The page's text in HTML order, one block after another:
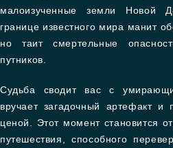
малоизученные земли Новой
границе известного мира манит
но таит смертельные
путников.
Судьба сводит вас с
вручает загадочный артефакт и
ценой. Этот момент становится
путешествия, способного